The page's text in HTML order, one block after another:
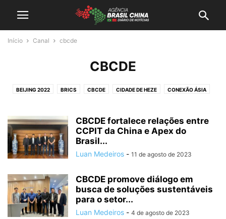
Início Canal cbcde
CBCDE
BEIJING 2022 BRICS CBCDE CIDADE DE HEZE CONEXÃO ÁSIA
CBCDE fortalece relações entre
CCPIT da China e Apex do
Brasil...
Luan Medeiros - 11 de agosto de 2023
CBCDE promove diálogo em
busca de soluções sustentáveis
para o setor...
Luan Medeiros - 4 de agosto de 2023